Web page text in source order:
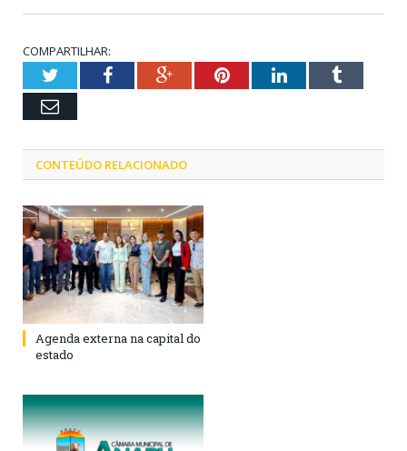
COMPARTILHAR:
TwitterFacebookGoogle+PinterestLinkedInTumblr
Email
CONTEÚDO RELACIONADO
Agenda externa na capital do
estado